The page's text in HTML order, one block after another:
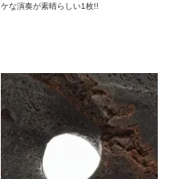
ケな演奏が素晴らしい1枚!!